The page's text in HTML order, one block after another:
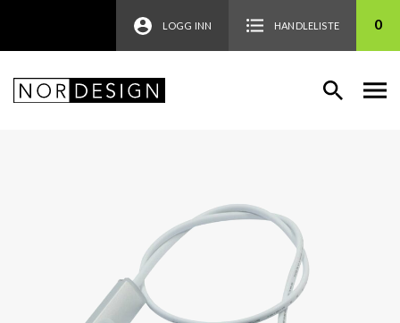
LOGG INN HANDLELISTE 0